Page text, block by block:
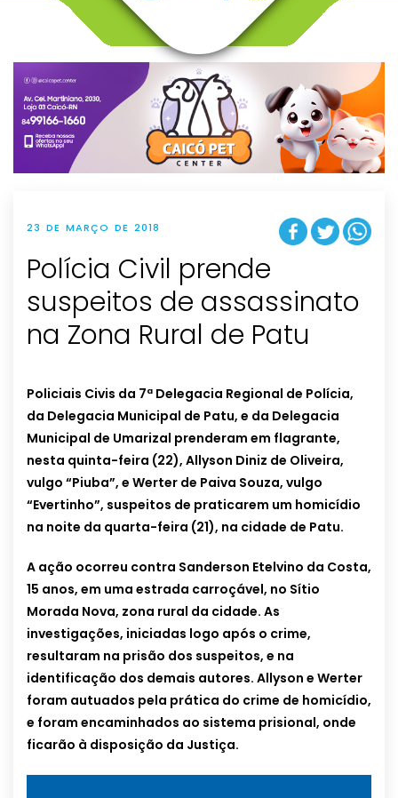
v
g
t
i
o
n
23 DE MARÇO DE 2018
Polícia Civil prende
suspeitos de assassinato
na Zona Rural de Patu
Policiais Civis da 7ª Delegacia Regional de Polícia,
da Delegacia Municipal de Patu, e da Delegacia
Municipal de Umarizal prenderam em flagrante,
nesta quinta-feira (22), Allyson Diniz de Oliveira,
vulgo “Piuba”, e Werter de Paiva Souza, vulgo
“Evertinho”, suspeitos de praticarem um homicídio
na noite da quarta-feira (21), na cidade de Patu.
A ação ocorreu contra Sanderson Etelvino da Costa,
15 anos, em uma estrada carroçável, no Sítio
Morada Nova, zona rural da cidade. As
investigações, iniciadas logo após o crime,
resultaram na prisão dos suspeitos, e na
identificação dos demais autores. Allyson e Werter
foram autuados pela prática do crime de homicídio,
e foram encaminhados ao sistema prisional, onde
ficarão à disposição da Justiça.